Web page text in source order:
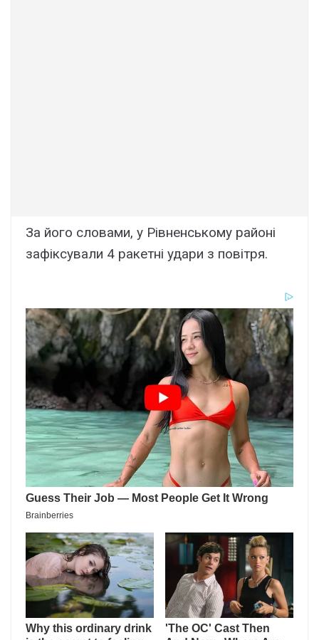
За його словами, у Рівненському районі
зафіксували 4 ракетні удари з повітря.